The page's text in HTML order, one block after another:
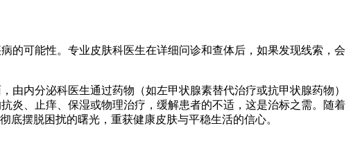
的可能性。专业皮肤科医生在详细问诊和查体后，如果发现线索，会
内分泌科医生通过药物（如左甲状腺素替代治疗或抗甲状腺药物）
炎、止痒、保湿或物理治疗，缓解患者的不适，这是治标之需。随着
摆脱困扰的曙光，重获健康皮肤与平稳生活的信心。